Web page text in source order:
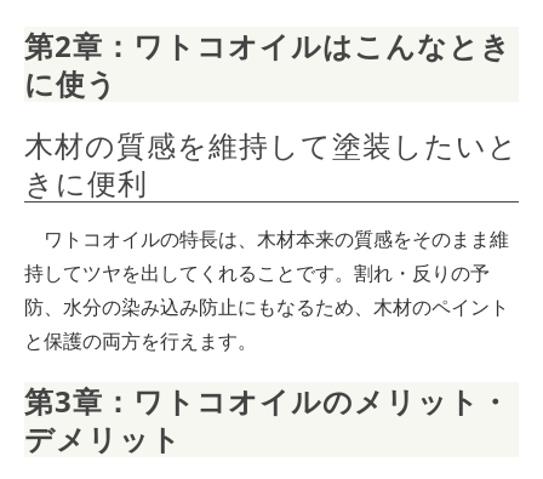
第2章：ワトコオイルはこんなとき
に使う
木材の質感を維持して塗装したいと
きに便利
ワトコオイルの特長は、木材本来の質感をそのまま維
持してツヤを出してくれることです。割れ・反りの予
防、水分の染み込み防止にもなるため、木材のペイント
と保護の両方を行えます。
第3章：ワトコオイルのメリット・
デメリット